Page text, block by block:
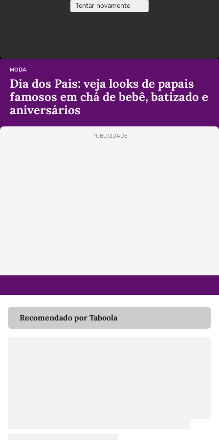
Tentar novamente
MODA
Dia dos Pais: veja looks de papais
famosos em chá de bebê, batizado e
aniversários
PUBLICIDADE
Recomendado por Taboola